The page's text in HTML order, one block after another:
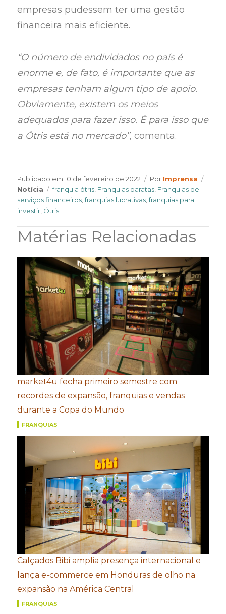
empresas pudessem ter uma gestão
financeira mais eficiente.
“O número de endividados no país é
enorme e, de fato, é importante que as
empresas tenham algum tipo de apoio.
Obviamente, existem os meios
adequados para fazer isso. É para isso que
a Ótris está no mercado”, comenta.
Publicado em10 de fevereiro de 2022 Por Author
Imprensa
Notícia
Tags
franquia ótris, Franquias baratas, Franquias de
serviços financeiros,franquias lucrativas,franquias para
investir, Ótris
Matérias Relacionadas
market4u fecha primeiro semestre com
recordes de expansão, franquias e vendas
durante a Copa do Mundo
FRANQUIAS
Calçados Bibi amplia presença internacional e
lança e-commerce em Honduras de olho na
expansão na América Central
FRANQUIAS